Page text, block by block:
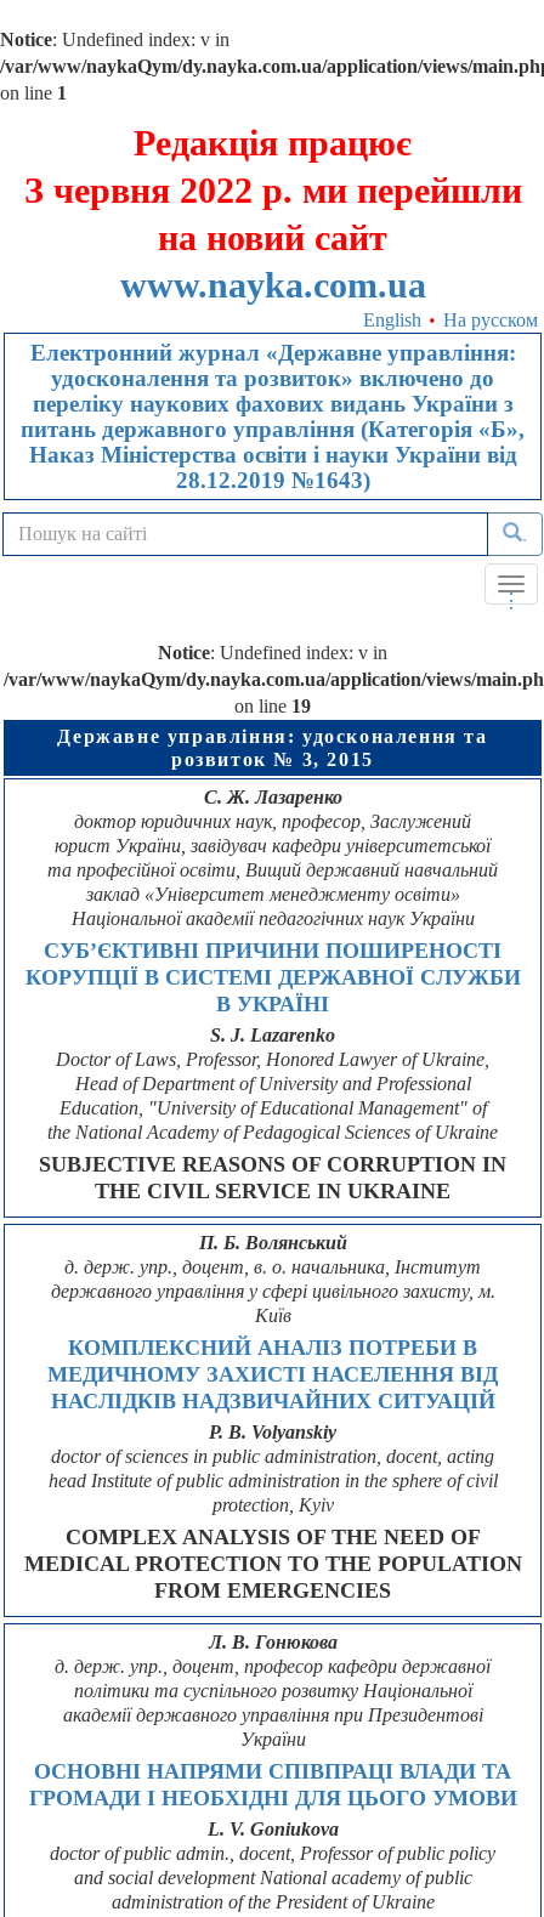
Notice: Undefined index: v in
/var/www/naykaQym/dy.nayka.com.ua/application/views/
on line 1
Редакція працює
З червня 2022 р. ми перейшли
на новий сайт
www.nayka.com.ua
English • На русском
Електронний журнал «Державне управління:
удосконалення та розвиток» включено до
переліку наукових фахових видань України з
питань державного управління (Категорія «Б»,
Наказ Міністерства освіти і науки України від
28.12.2019 №1643)
...
Notice: Undefined index: v in
/var/www/naykaQym/dy.nayka.com.ua/application/views/
on line 19
Державне управління: удосконалення та
розвиток № 3, 2015
С. Ж. Лазаренко
доктор юридичних наук, професор, Заслужений
юрист України, завідувач кафедри університетської
та професійної освіти, Вищий державний навчальний
заклад «Університет менеджменту освіти»
Національної академії педагогічних наук України
СУБ’ЄКТИВНІ ПРИЧИНИ ПОШИРЕНОСТІ
КОРУПЦІЇ В СИСТЕМІ ДЕРЖАВНОЇ СЛУЖБИ
В УКРАЇНІ
S. J. Lazarenko
Doctor of Laws, Professor, Honored Lawyer of Ukraine,
Head of Department of University and Professional
Education, "University of Educational Management" of
the National Academy of Pedagogical Sciences of Ukraine
SUBJECTIVE REASONS OF CORRUPTION IN
THE CIVIL SERVICE IN UKRAINE
П. Б. Волянський
д. держ. упр., доцент, в. о. начальника, Інститут
державного управління у сфері цивільного захисту, м.
Київ
КОМПЛЕКСНИЙ АНАЛІЗ ПОТРЕБИ В
МЕДИЧНОМУ ЗАХИСТІ НАСЕЛЕННЯ ВІД
НАСЛІДКІВ НАДЗВИЧАЙНИХ СИТУАЦІЙ
P. B. Volyanskiy
doctor of sciences in public administration, docent, acting
head Institute of public administration in the sphere of civil
protection, Kyiv
COMPLEX ANALYSIS OF THE NEED OF
MEDICAL PROTECTION TO THE POPULATION
FROM EMERGENCIES
Л. В. Гонюкова
д. держ. упр., доцент, професор кафедри державної
політики та суспільного розвитку Національної
академії державного управління при Президентові
України
ОСНОВНІ НАПРЯМИ СПІВПРАЦІ ВЛАДИ ТА
ГРОМАДИ І НЕОБХІДНІ ДЛЯ ЦЬОГО УМОВИ
L. V. Goniukova
doctor of public admin., docent, Professor of public policy
and social development National academy of public
administration of the President of Ukraine